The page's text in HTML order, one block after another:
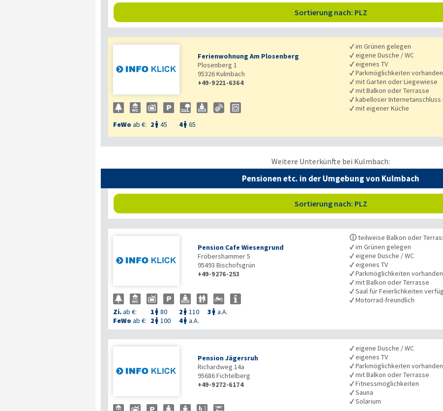
Sortierung nach: PLZ
Ferienwohnung Am Plosenberg
Plosenberg 1
95326Kulmbach
+49-9221-6364
FeWo ab €: 2  45 4 65
✓im Grünen gelegen
✓eigene Dusche / WC
✓eigenes TV
✓Parkmöglichkeiten vorhanden
✓mit Garten oder Liegewiese
✓mit Balkon oder Terrasse
✓kabelloser Internetanschluss
✓mit eigener Küche
Weitere Unterkünfte bei Kulmbach:
Pensionen etc. in der Umgebung von Kulmbach
Sortierung nach: PLZ
Pension Cafe Wiesengrund
Fröbershammer 5
95493 Bischofsgrün
+49-9276-253
Zi.ab €: 1  80 2  110 3  a.A.
FeWo ab €: 2  100 4 a.A.
ⓘteilweise Balkon oder
✓im Grünen gelegen
✓eigene Dusche / WC
✓eigenes TV
✓Parkmöglichkeiten vorhanden
✓mit Balkon oder Terrasse
✓Saal für Feierlichkeiten
✓Motorrad-freundlich
Pension Jägersruh
Richardweg 14a
95686Fichtelberg
+49-9272-6174
✓eigene Dusche / WC
✓eigenes TV
✓Parkmöglichkeiten vorhanden
✓mit Balkon oder Terrasse
✓Fitnessmöglichkeiten
✓Sauna
✓Solarium